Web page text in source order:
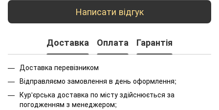
Написати відгук
Доставка Оплата Гарантія
Доставка перевізником
Відправляємо замовлення в день оформлення;
Кур'єрська доставка по місту здійснюється за
погодженням з менеджером;